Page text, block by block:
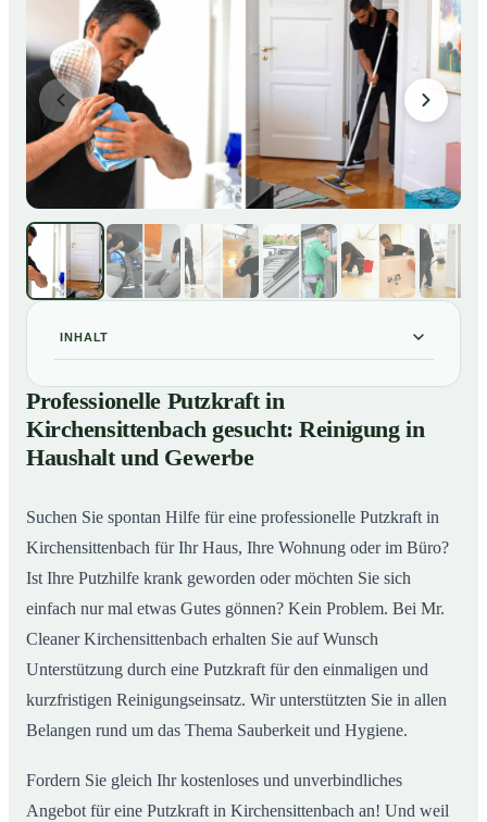
INHALT
01 Professionelle Putzkraft in Kirchensittenbach gesucht:
Reinigung in Haushalt und Gewerbe
So einfach buchen Sie eine Putzkraft in
Kirchensittenbach
Professionelle Putzkraft in
Kirchensittenbach gesucht: Reinigung in
Haushalt und Gewerbe
Suchen Sie spontan Hilfe für eine professionelle Putzkraft in
Kirchensittenbach für Ihr Haus, Ihre Wohnung oder im Büro?
Ist Ihre Putzhilfe krank geworden oder möchten Sie sich
einfach nur mal etwas Gutes gönnen? Kein Problem. Bei Mr.
Cleaner Kirchensittenbach erhalten Sie auf Wunsch
Unterstützung durch eine Putzkraft für den einmaligen und
kurzfristigen Reinigungseinsatz. Wir unterstützten Sie in allen
Belangen rund um das Thema Sauberkeit und Hygiene.
Fordern Sie gleich Ihr kostenloses und unverbindliches
Angebot für eine Putzkraft in Kirchensittenbach an! Und weil